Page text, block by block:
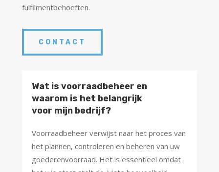
fulfilmentbehoeften.
CONTACT
Wat is voorraadbeheer en
waarom is het belangrijk
voor mijn bedrijf?
Voorraadbeheer verwijst naar het proces van
het plannen, controleren en beheren van uw
goederenvoorraad. Het is essentieel omdat